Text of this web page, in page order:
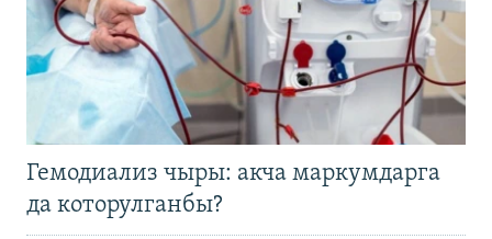
Гемодиализ чыры: акча маркумдарга
да которулганбы?